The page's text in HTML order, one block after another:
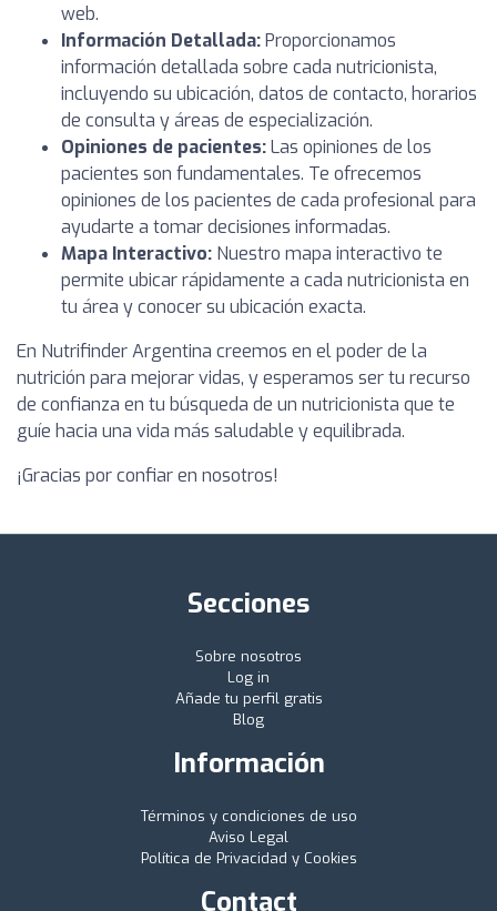
web.
Información Detallada:Proporcionamos
información detallada sobre cada nutricionista,
incluyendo su ubicación, datos de contacto, horarios
de consulta y áreas de especialización.
Opiniones de pacientes:Las opiniones de los
pacientes son fundamentales. Te ofrecemos
opiniones de los pacientes de cada profesional para
ayudarte a tomar decisiones informadas.
Mapa Interactivo: Nuestro mapa interactivo te
permite ubicar rápidamente a cada nutricionista en
tu área y conocer su ubicación exacta.
En Nutrifinder Argentina creemos en el poder de la
nutrición para mejorar vidas, y esperamos ser tu recurso
de confianza en tu búsqueda de un nutricionista que te
guíe hacia una vida más saludable y equilibrada.
¡Gracias por confiar en nosotros!
Secciones
Sobre nosotros
Log in
Añade tu perfil gratis
Blog
Información
Términos y condiciones de uso
Aviso Legal
Política de Privacidad y Cookies
Contact